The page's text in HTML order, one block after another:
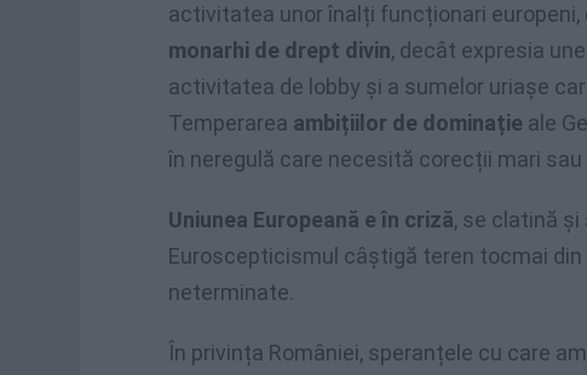
activitatea unor înalți funcționari europeni,
monarhi de drept divin, decât expresia
activitatea de lobby și a sumelor uriașe
Temperarea ambițiilor de dominație ale
în neregulă care necesită corecții mari
Uniunea Europeană e în criză, se clatină
Euroscepticismul câștigă teren tocmai
neterminate.
În privința României, speranțele cu care